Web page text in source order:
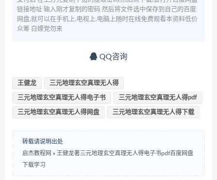
链接地址 输入刚才复制的密码 然后将文件选中保存到自己的百度
网盘,就可以在手机上,电视上,电脑上随时在线免费观看本资料低价
众筹 白嫖党勿来
QQ咨询
王健龙 三元地理玄空真理无人得
三元地理玄空真理无人得电子书 三元地理玄空真理无人得pdf
三元地理玄空真理无人得网盘 三元地理玄空真理无人得下载
转载请说明出处
启杰教程网 » 王健龙著三元地理玄空真理无人得电子书pdf百度网盘
下载学习